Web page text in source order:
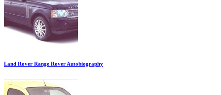
Land Rover Range Rover Autobiography